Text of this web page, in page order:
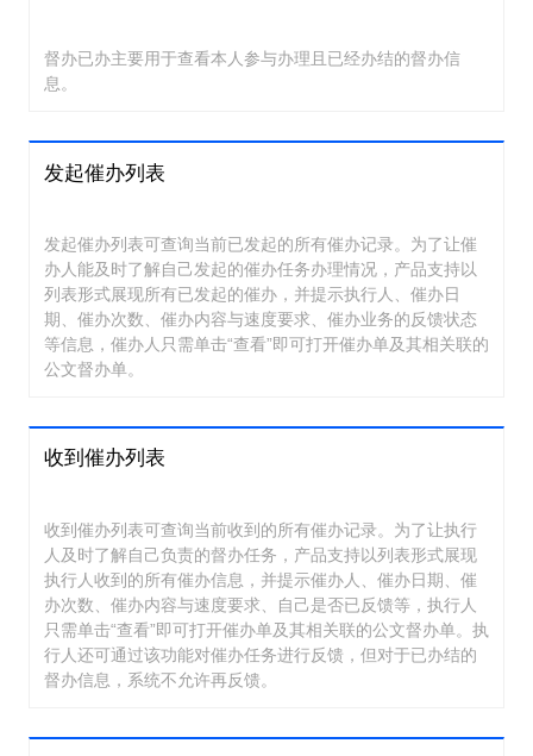
督办已办主要用于查看本人参与办理且已经办结的督办信
息。
发起催办列表
发起催办列表可查询当前已发起的所有催办记录。为了让催
办人能及时了解自己发起的催办任务办理情况，产品支持以
列表形式展现所有已发起的催办，并提示执行人、催办日
期、催办次数、催办内容与速度要求、催办业务的反馈状态
等信息，催办人只需单击“查看”即可打开催办单及其相关联的
公文督办单。
收到催办列表
收到催办列表可查询当前收到的所有催办记录。为了让执行
人及时了解自己负责的督办任务，产品支持以列表形式展现
执行人收到的所有催办信息，并提示催办人、催办日期、催
办次数、催办内容与速度要求、自己是否已反馈等，执行人
只需单击“查看”即可打开催办单及其相关联的公文督办单。执
行人还可通过该功能对催办任务进行反馈，但对于已办结的
督办信息，系统不允许再反馈。